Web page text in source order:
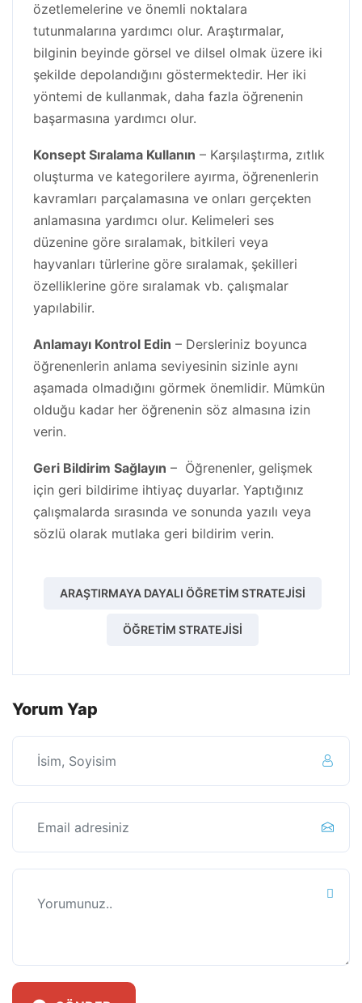
özetlemelerine ve önemli noktalara
tutunmalarına yardımcı olur. Araştırmalar,
bilginin beyinde görsel ve dilsel olmak üzere iki
şekilde depolandığını göstermektedir. Her iki
yöntemi de kullanmak, daha fazla öğrenenin
başarmasına yardımcı olur.
Konsept Sıralama Kullanın – Karşılaştırma, zıtlık
oluşturma ve kategorilere ayırma, öğrenenlerin
kavramları parçalamasına ve onları gerçekten
anlamasına yardımcı olur. Kelimeleri ses
düzenine göre sıralamak, bitkileri veya
hayvanları türlerine göre sıralamak, şekilleri
özelliklerine göre sıralamak vb. çalışmalar
yapılabilir.
Anlamayı Kontrol Edin – Dersleriniz boyunca
öğrenenlerin anlama seviyesinin sizinle aynı
aşamada olmadığını görmek önemlidir. Mümkün
olduğu kadar her öğrenenin söz almasına izin
verin.
Geri Bildirim Sağlayın – Öğrenenler, gelişmek
için geri bildirime ihtiyaç duyarlar. Yaptığınız
çalışmalarda sırasında ve sonunda yazılı veya
sözlü olarak mutlaka geri bildirim verin.
ARAŞTIRMAYA DAYALI ÖĞRETIM STRATEJISI
ÖĞRETIM STRATEJISI
Yorum Yap